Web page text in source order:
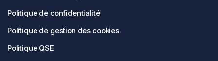
Politique de confidentialité
Politique de gestion des cookies
Politique QSE